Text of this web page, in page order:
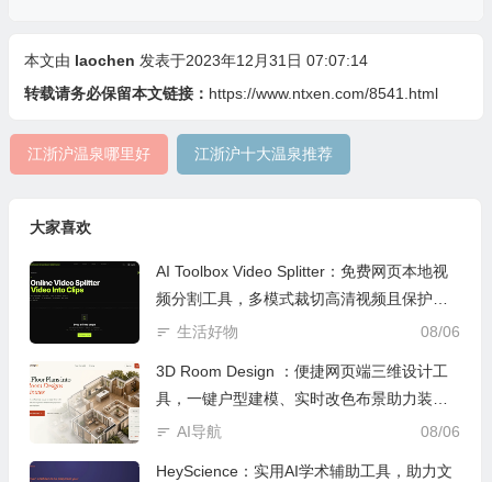
本文由 laochen 发表于2023年12月31日 07:07:14
转载请务必保留本文链接： https://www.ntxen.com/8541.html
江浙沪温泉哪里好 江浙沪十大温泉推荐
大家喜欢
AI Toolbox Video Splitter：免费网页本地视
频分割工具，多模式裁切高清视频且保护隐
私
08/06
生活好物
3D Room Design ：便捷网页端三维设计工
具，一键户型建模、实时改色布景助力装修
设计
08/06
AI导航
HeyScience：实用AI学术辅助工具，助力文